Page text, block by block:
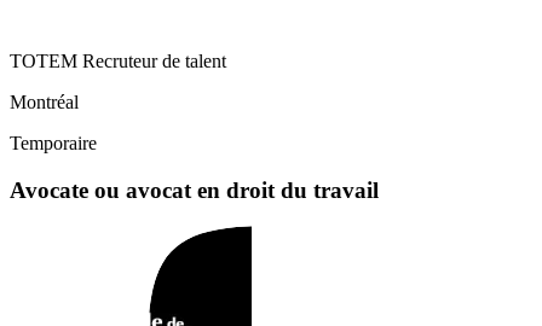
TOTEM Recruteur de talent
Montréal
Temporaire
Avocate ou avocat en droit du travail